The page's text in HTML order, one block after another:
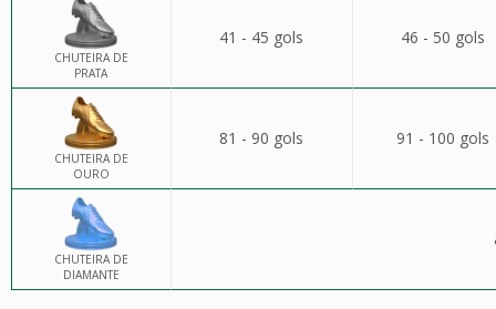
CHUTEIRA DE
PRATA
41 - 45 gols 46 - 50 gols
CHUTEIRA DE
OURO
81 - 90 gols 91 - 100 gols
CHUTEIRA DE
DIAMANTE